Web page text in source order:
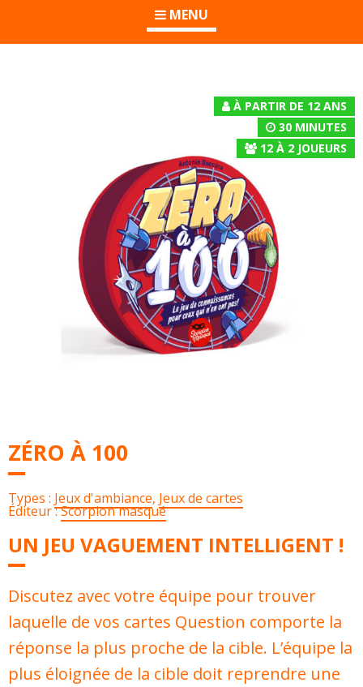
MENU
À PARTIR DE 12 ANS
30 MINUTES
12 À 2 JOUEURS
ZÉRO À 100
Types : Jeux d'ambiance, Jeux de cartes
Éditeur :Scorpion masqué
UN JEU VAGUEMENT INTELLIGENT !
Discutez avec votre équipe pour trouver
laquelle de vos cartes Question comporte la
réponse la plus proche de la cible. L’équipe la
plus éloignée de la cible doit reprendre une